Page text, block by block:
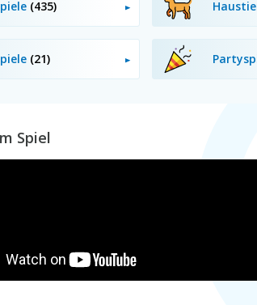
(435)
(21)
Spiel